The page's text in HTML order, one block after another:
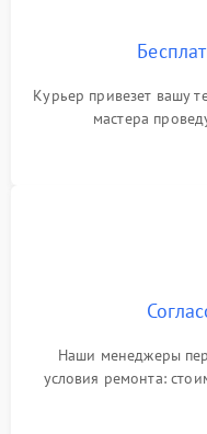
Курьер привезет вашу
мастера
Наши менеджеры
условия ремонта: